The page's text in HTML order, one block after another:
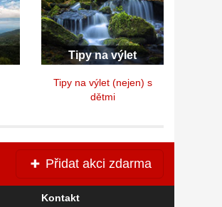
Tipy na výlet
Tipy na výlet (nejen) s
dětmi
Přidat akci zdarma
Kontakt